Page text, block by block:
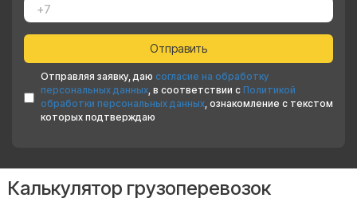
Отправляя заявку, даю согласие на обработку
персональных данных, в соответствии с Политикой
обработки персональных данных, ознакомление с текстом
которых подтверждаю
Калькулятор грузоперевозок